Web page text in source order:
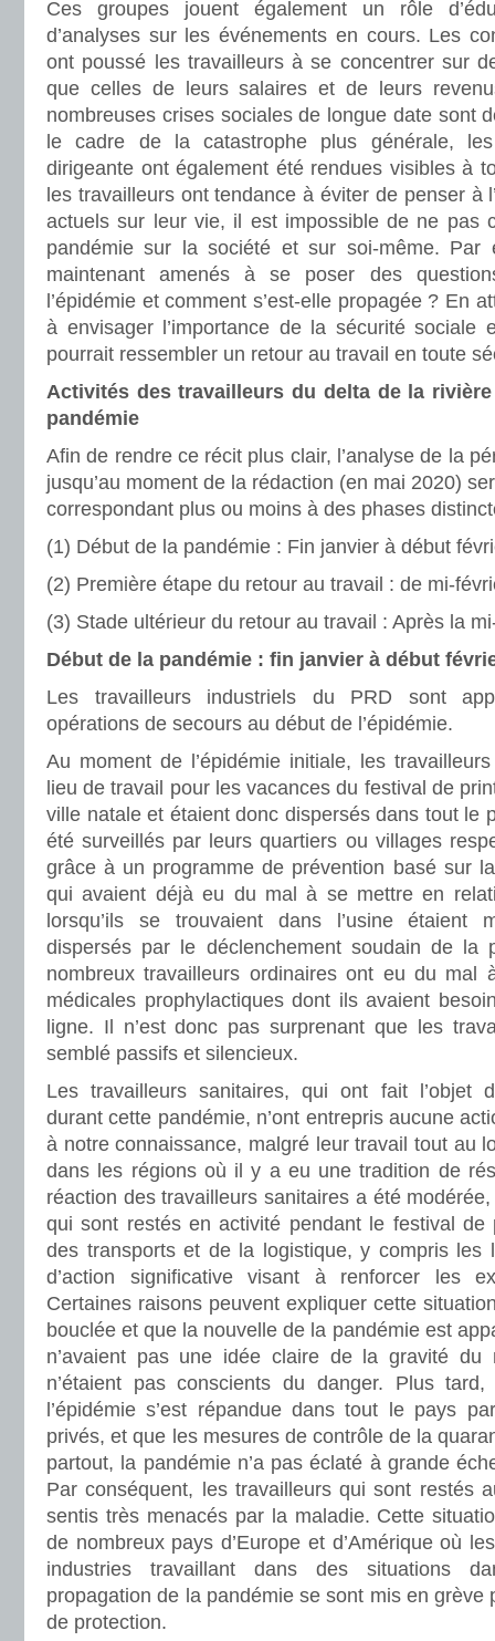
Ces groupes jouent également un rôle
d’analyses sur les événements en cours. Les
ont poussé les travailleurs à se concentrer sur
que celles de leurs salaires et de leurs
nombreuses crises sociales de longue date sont
le cadre de la catastrophe plus générale,
dirigeante ont également été rendues visibles à
les travailleurs ont tendance à éviter de penser à
actuels sur leur vie, il est impossible de ne pas
pandémie sur la société et sur soi-même. Par
maintenant amenés à se poser des
l’épidémie et comment s’est-elle propagée ? En
à envisager l’importance de la sécurité sociale
pourrait ressembler un retour au travail en toute
Activités des travailleurs du delta de la
pandémie
Afin de rendre ce récit plus clair, l’analyse de la
jusqu’au moment de la rédaction (en mai 2020)
correspondant plus ou moins à des phases
(1) Début de la pandémie : Fin janvier à début
(2) Première étape du retour au travail : de mi-
(3) Stade ultérieur du retour au travail : Après la
Début de la pandémie : fin janvier à début
Les travailleurs industriels du PRD sont
opérations de secours au début de l’épidémie.
Au moment de l’épidémie initiale, les
lieu de travail pour les vacances du festival de
ville natale et étaient donc dispersés dans tout le
été surveillés par leurs quartiers ou villages
grâce à un programme de prévention basé sur
qui avaient déjà eu du mal à se mettre en
lorsqu’ils se trouvaient dans l’usine étaient
dispersés par le déclenchement soudain de la
nombreux travailleurs ordinaires ont eu du mal
médicales prophylactiques dont ils avaient
ligne. Il n’est donc pas surprenant que les
semblé passifs et silencieux.
Les travailleurs sanitaires, qui ont fait l’objet
durant cette pandémie, n’ont entrepris aucune
à notre connaissance, malgré leur travail tout au
dans les régions où il y a eu une tradition de
réaction des travailleurs sanitaires a été
qui sont restés en activité pendant le festival de
des transports et de la logistique, y compris les
d’action significative visant à renforcer les
Certaines raisons peuvent expliquer cette
bouclée et que la nouvelle de la pandémie est
n’avaient pas une idée claire de la gravité du
n’étaient pas conscients du danger. Plus
l’épidémie s’est répandue dans tout le pays
privés, et que les mesures de contrôle de la
partout, la pandémie n’a pas éclaté à grande
Par conséquent, les travailleurs qui sont restés
sentis très menacés par la maladie. Cette
de nombreux pays d’Europe et d’Amérique où
industries travaillant dans des situations
propagation de la pandémie se sont mis en grève
de protection.